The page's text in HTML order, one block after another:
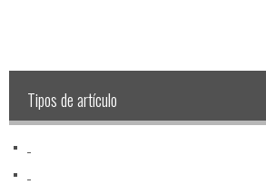
Tipos de artículo